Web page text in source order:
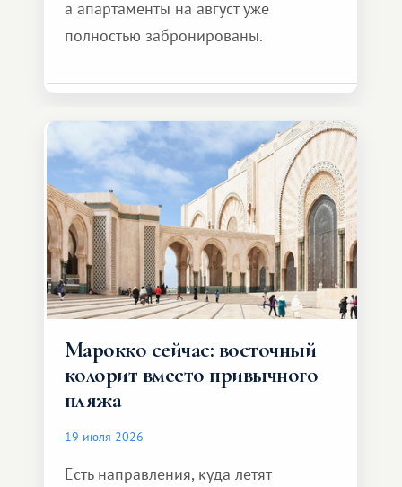
а апартаменты на август уже
полностью забронированы.
Марокко сейчас: восточный
колорит вместо привычного
пляжа
19 июля 2026
Есть направления, куда летят